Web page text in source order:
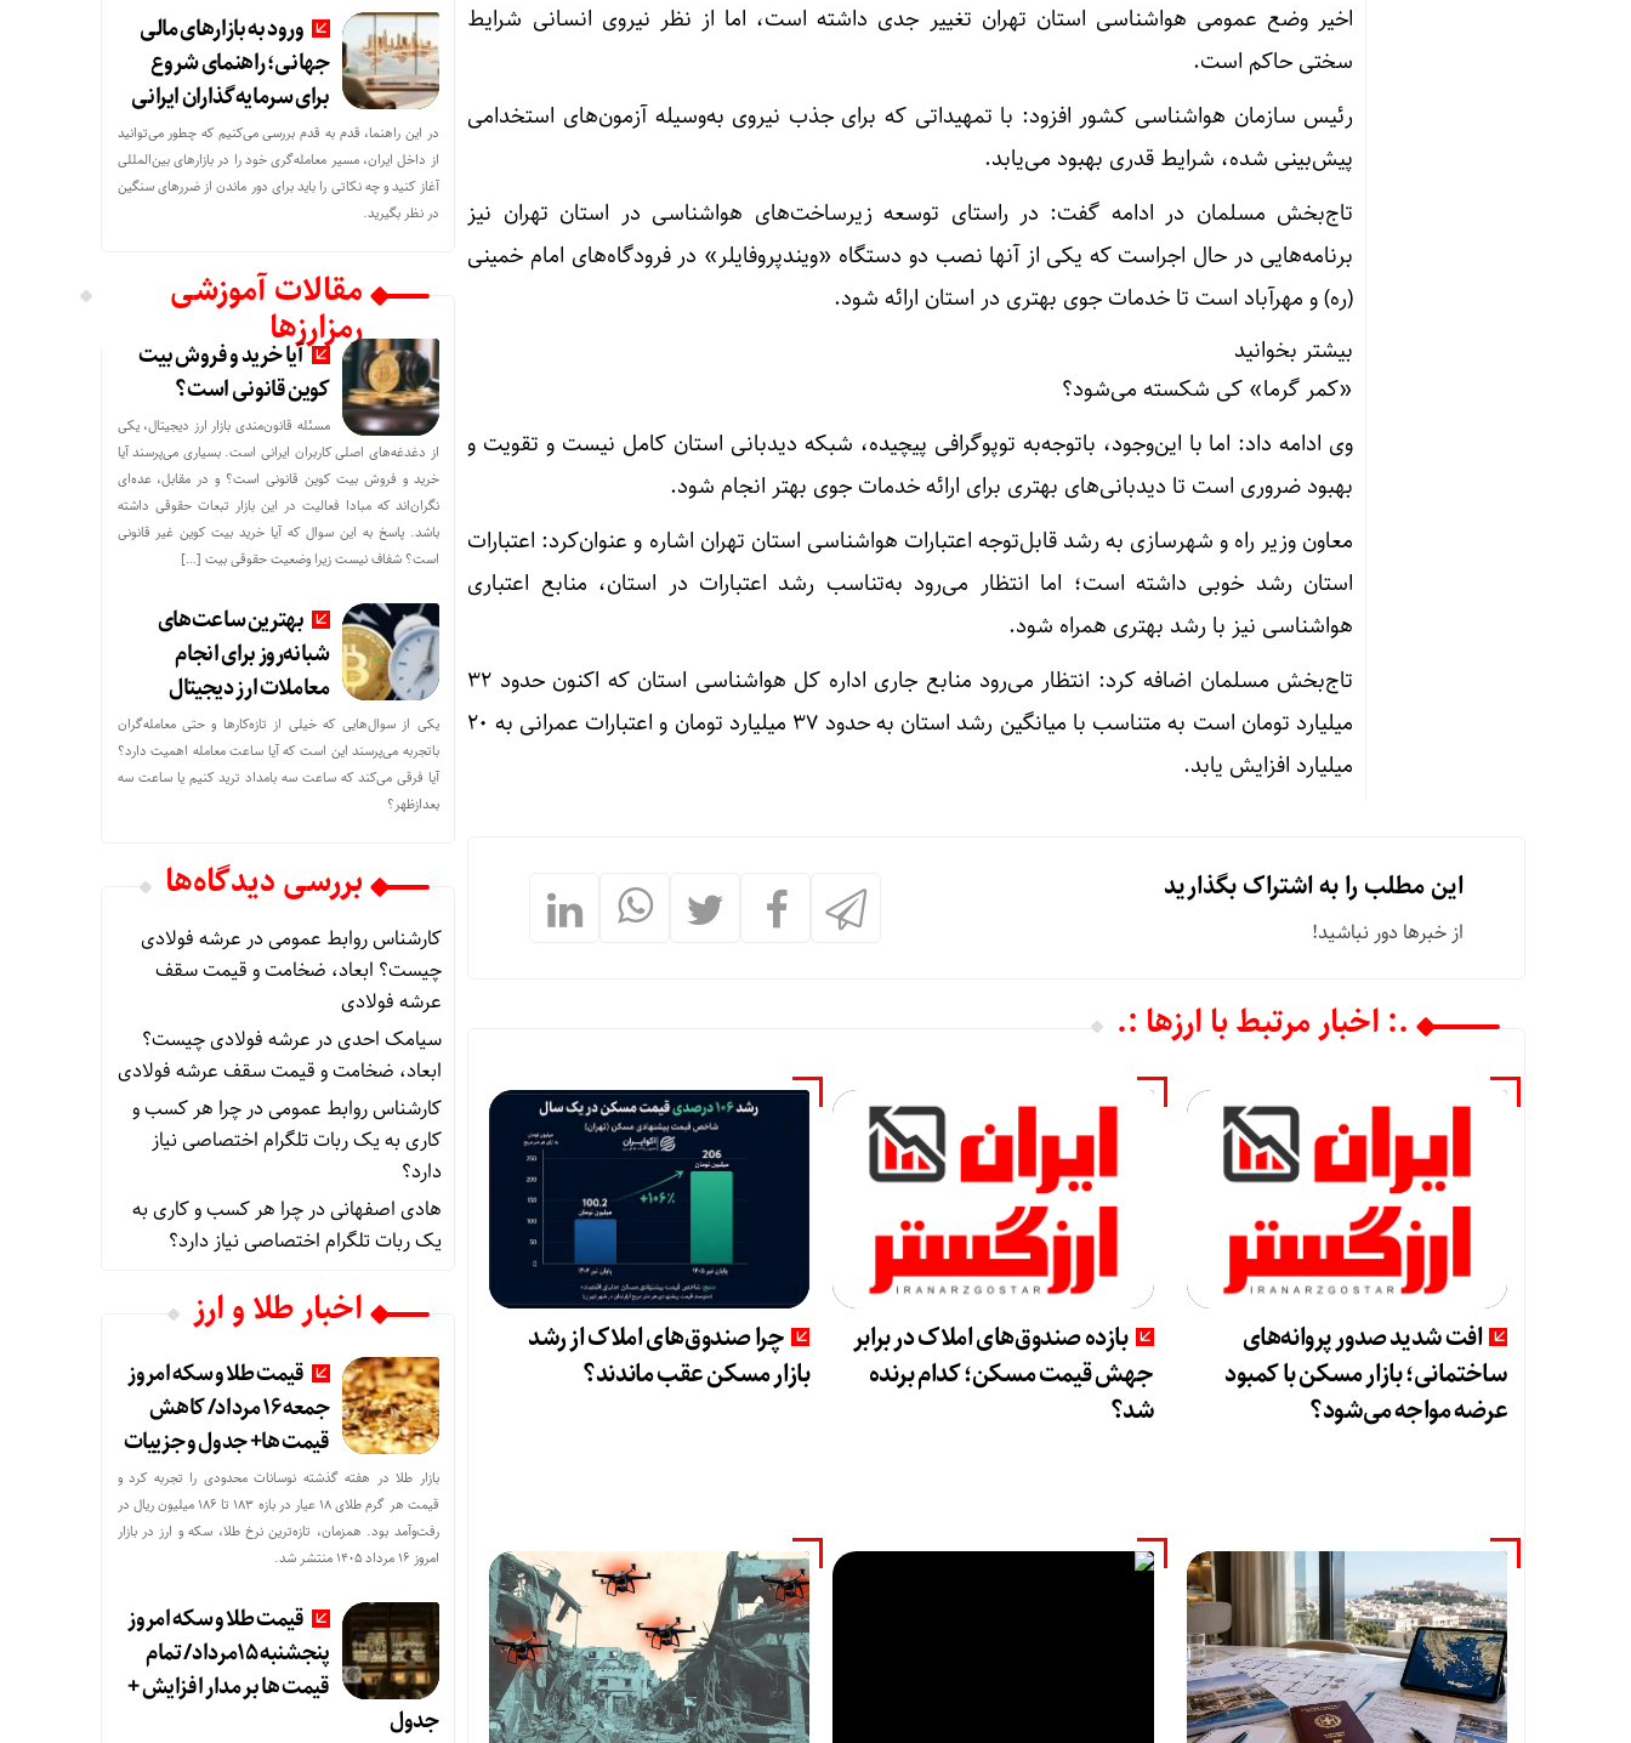
اخیر وضع عمومی هواشناسی استان تهران تغییر جدی داشته است، اما از نظر نیروی انسانی شرایط
سختی حاکم است.
رئیس سازمان هواشناسی کشور افزود: با تمهیداتی که برای جذب نیروی به‌وسیله آزمون‌های استخدامی
پیش‌بینی شده، شرایط قدری بهبود می‌یابد.
تاج‌بخش مسلمان در ادامه گفت: در راستای توسعه زیرساخت‌های هواشناسی در استان تهران نیز
برنامه‌هایی در حال اجراست که یکی از آنها نصب دو دستگاه «ویندپروفایلر» در فرودگاه‌های امام خمینی
(ره) و مهرآباد است تا خدمات جوی بهتری در استان ارائه شود.
بیشتر بخوانید
«کمر گرما» کی شکسته می‌شود؟
وی ادامه داد: اما با این‌وجود، باتوجه‌به توپوگرافی پیچیده، شبکه دیدبانی استان کامل نیست و تقویت و
بهبود ضروری است تا دیدبانی‌های بهتری برای ارائه خدمات جوی بهتر انجام شود.
معاون وزیر راه و شهرسازی به رشد قابل‌توجه اعتبارات هواشناسی استان تهران اشاره و عنوان‌کرد: اعتبارات
استان رشد خوبی داشته است؛ اما انتظار می‌رود به‌تناسب رشد اعتبارات در استان، منابع اعتباری
هواشناسی نیز با رشد بهتری همراه شود.
تاج‌بخش مسلمان اضافه کرد: انتظار می‌رود منابع جاری اداره کل هواشناسی استان که اکنون حدود ۳۲
میلیارد تومان است به متناسب با میانگین رشد استان به حدود ۳۷ میلیارد تومان و اعتبارات عمرانی به ۲۰
میلیارد افزایش یابد.
این مطلب را به اشتراک بگذارید
از خبرها دور نباشید!
.: اخبار مرتبط با ارزها :.
افت شدید صدور پروانه‌های
ساختمانی؛ بازار مسکن با کمبود
عرضه مواجه می‌شود؟
بازده صندوق‌های املاک در برابر
جهش قیمت مسکن؛ کدام برنده
شد؟
چرا صندوق‌های املاک از رشد
بازار مسکن عقب ماندند؟
ورود به بازارهای مالی
جهانی؛ راهنمای شروع
برای سرمایه‌گذاران ایرانی
در این راهنما، قدم به قدم بررسی می‌کنیم که چطور می‌توانید
از داخل ایران، مسیر معامله‌گری خود را در بازارهای بین‌المللی
آغاز کنید و چه نکاتی را باید برای دور ماندن از ضررهای سنگین
در نظر بگیرید.
مقالات آموزشی
رمزارزهاآیا خرید و فروش بیت
کوین قانونی است؟
مسئله قانون‌مندی بازار ارز دیجیتال، یکی
از دغدغه‌های اصلی کاربران ایرانی است. بسیاری می‌پرسند آیا
خرید و فروش بیت کوین قانونی است؟ و در مقابل، عده‌ای
نگران‌اند که مبادا فعالیت در این بازار تبعات حقوقی داشته
باشد. پاسخ به این سوال که آیا خرید بیت کوین غیر قانونی
است؟ شفاف نیست زیرا وضعیت حقوقی بیت‌ […]
بهترین ساعت‌های
شبانه‌روز برای انجام
معاملات ارز دیجیتال
یکی از سوال‌هایی که خیلی از تازه‌کارها و حتی معامله‌گران
باتجربه می‌پرسند این است که آیا ساعت معامله اهمیت دارد؟
آیا فرقی می‌کند که ساعت سه بامداد ترید کنیم یا ساعت سه
بعدازظهر؟
بررسی دیدگاه‌ها
کارشناس روابط عمومیدر عرشه فولادی
چیست؟ ابعاد، ضخامت و قیمت سقف
عرشه فولادی
سیامک احدیدر عرشه فولادی چیست؟
ابعاد، ضخامت و قیمت سقف عرشه فولادی
کارشناس روابط عمومیدرچرا هر کسب‌ و
کاری به یک ربات تلگرام اختصاصی نیاز
دارد؟
هادی اصفهانیدرچرا هر کسب‌ و کاری به
یک ربات تلگرام اختصاصی نیاز دارد؟
اخبار طلا و ارز
قیمت طلا و سکه امروز
جمعه ۱۶ مرداد/ کاهش
قیمت ها+ جدول و جزییات
بازار طلا در هفته گذشته نوسانات محدودی را تجربه کرد و
قیمت هر گرم طلای ۱۸ عیار در بازه ۱۸۳ تا ۱۸۶ میلیون ریال در
رفت‌وآمد بود. همزمان، تازه‌ترین نرخ طلا، سکه و ارز در بازار
امروز ۱۶ مرداد ۱۴۰۵ منتشر شد.
قیمت طلا و سکه امروز
پنجشنبه 15مرداد/ تمام
قیمت ها بر مدار افزایش +
جدول